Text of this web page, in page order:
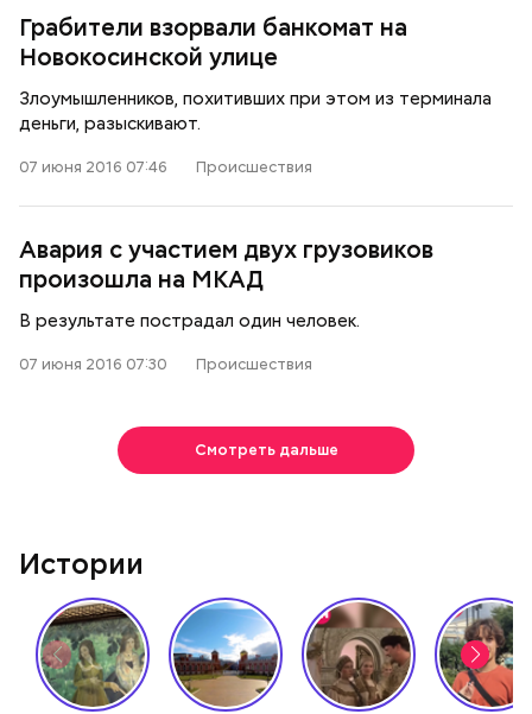
Грабители взорвали банкомат на
Новокосинской улице
Злоумышленников, похитивших при этом из терминала
деньги, разыскивают.
07 июня 2016 07:46 Происшествия
Авария с участием двух грузовиков
произошла на МКАД
В результате пострадал один человек.
07 июня 2016 07:30 Происшествия
Смотреть дальше
Истории